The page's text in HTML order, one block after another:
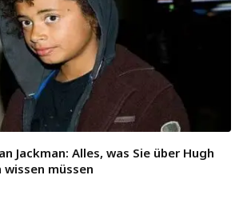
Jackman: Alles, was Sie über Hugh
wissen müssen